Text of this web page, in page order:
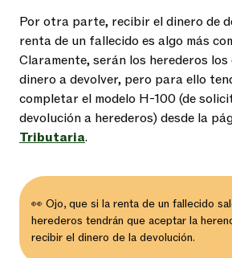
Por otra parte, recibir el dinero de
renta de un fallecido es algo más
Claramente, serán los herederos
dinero a devolver, pero para ello
completar el modelo H-100 (de
devolución a herederos) desde la
Tributaria.
👀 Ojo, que si la renta de un fallecido
herederos tendrán que aceptar la
recibir el dinero de la devolución.